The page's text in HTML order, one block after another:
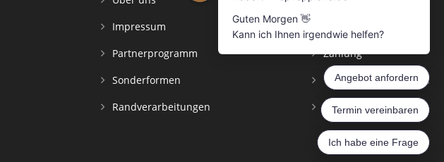
Impressum
Partnerprogramm
Sonderformen
Randverarbeitungen
Zahlung
Versandinformationen
Widerrufsbelehrung